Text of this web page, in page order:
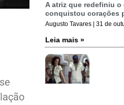
A atriz que redefiniu o
conquistou corações
Augusto Tavares 31 de
Leia mais »